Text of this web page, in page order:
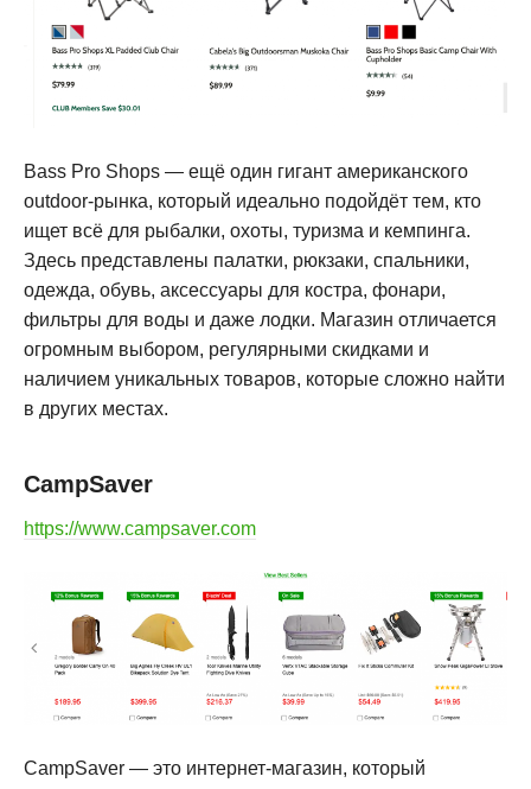
Bass Pro Shops — ещё один гигант американского
outdoor-рынка, который идеально подойдёт тем, кто
ищет всё для рыбалки, охоты, туризма и кемпинга.
Здесь представлены палатки, рюкзаки, спальники,
одежда, обувь, аксессуары для костра, фонари,
фильтры для воды и даже лодки. Магазин отличается
огромным выбором, регулярными скидками и
наличием уникальных товаров, которые сложно найти
в других местах.
CampSaver
https://www.campsaver.com
CampSaver — это интернет-магазин, который